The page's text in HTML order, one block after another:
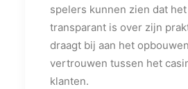
spelers kunnen zien dat
transparant is over zijn
draagt bij aan het
vertrouwen tussen het
klanten.